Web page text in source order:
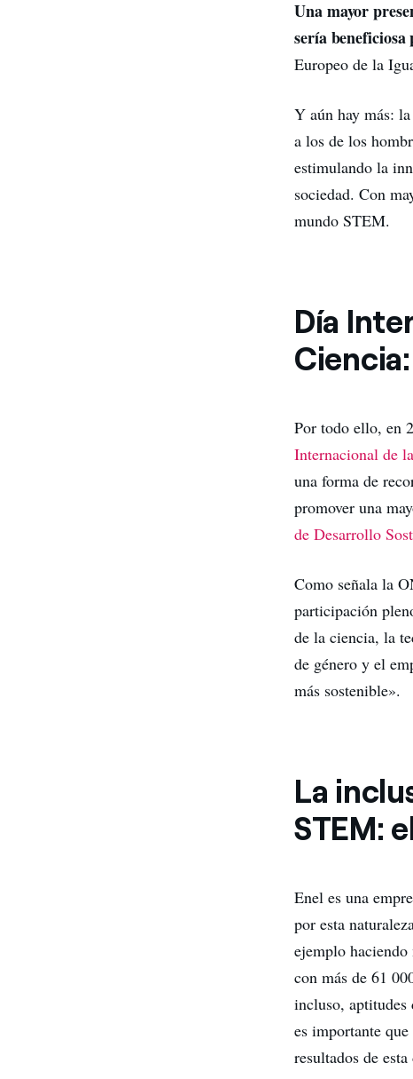
Una mayor
sería
Europeo de la
Y aún hay más:
a los de los
estimulando la
sociedad. Con
mundo STEM.
Día
Por todo ello, en
Internacional de
una forma de
promover una
de Desarrollo
Como señala la
participación
de la ciencia, la
de género y el
más sostenible».
La
STEM:
Enel es una
por esta
ejemplo
con más de 61
incluso, aptitudes
es importante
resultados de